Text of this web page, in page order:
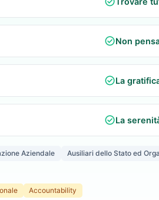
check_circleNon
check_circleLa
check_circleLa
Aziendale Ausiliari dello Stato ed
Accountability